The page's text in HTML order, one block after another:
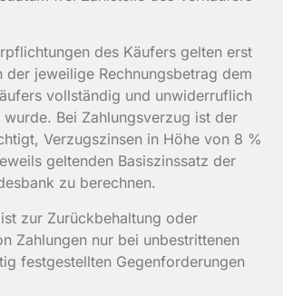
des Käufers gelten erst
der jeweilige Rechnungsbetrag dem
vollständig und unwiderruflich
Bei Zahlungsverzug ist der
Verzugszinsen in Höhe von 8 %
geltenden Basiszinssatz der
zu berechnen.
zur Zurückbehaltung oder
Zahlungen nur bei unbestrittenen
festgestellten Gegenforderungen